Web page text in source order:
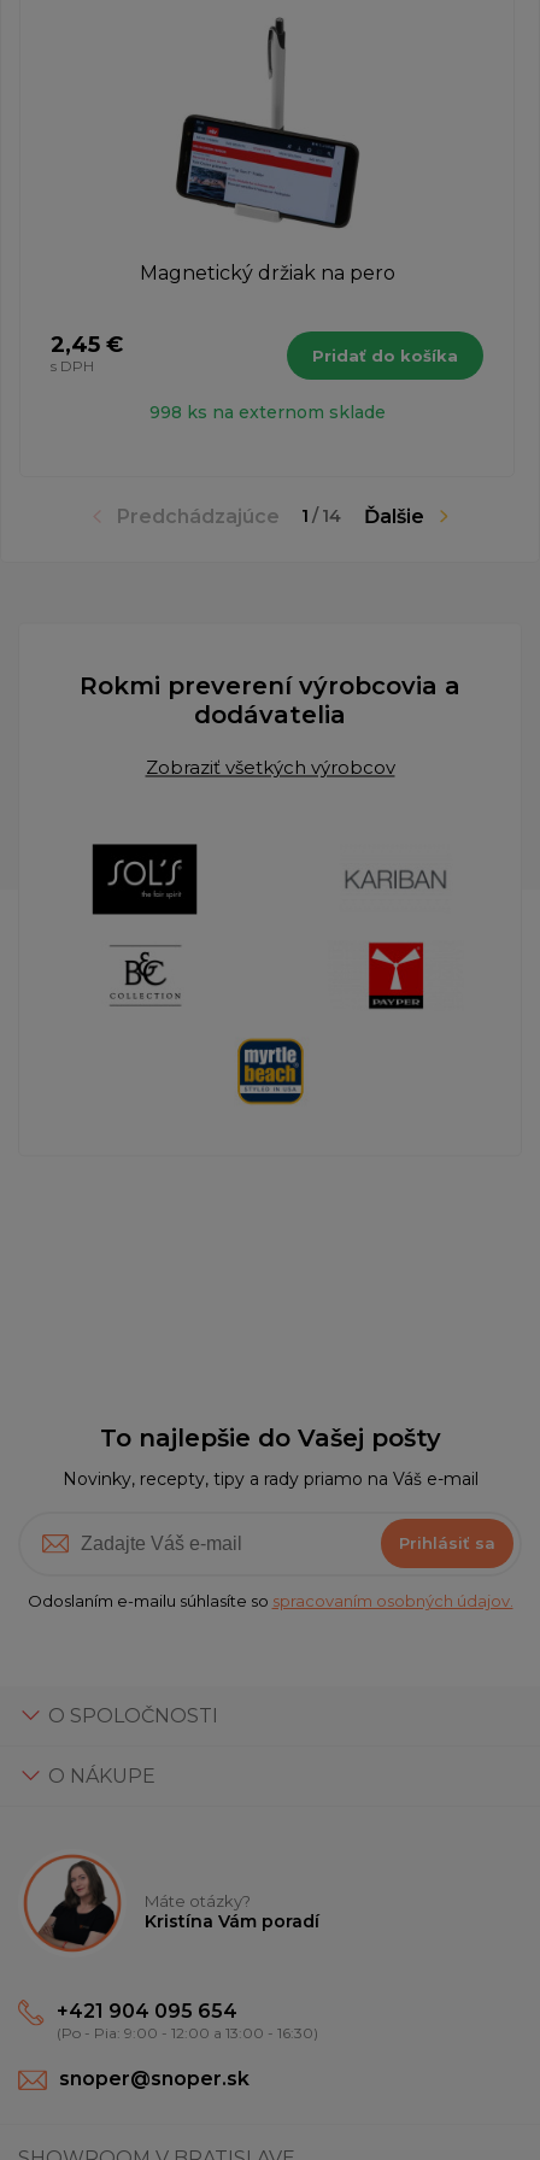
Predchádzajúce 1 / 14 Ďalšie
Magnetický držiak na pero
2,45 €
s DPH
Pridať do košíka
998 ks na externom sklade
Rokmi preverení výrobcovia a
dodávatelia
Zobraziť všetkých výrobcov
To najlepšie do Vašej pošty
Novinky, recepty, tipy a rady priamo na Váš e-mail
Prihlásiť sa
Odoslaním e-mailu súhlasíte so spracovaním osobných údajov.
O SPOLOČNOSTI
O NÁKUPE
Máte otázky?
Kristína Vám poradí
+421 904 095 654
(Po - Pia: 9:00 - 12:00 a 13:00 - 16:30)
snoper@snoper.sk